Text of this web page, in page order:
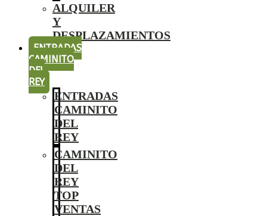
ALQUILER
Y
DESPLAZAMIENTOS
ENTRADAS
CAMINITO
DEL
REY
ENTRADAS
CAMINITO
DEL
REY
CAMINITO
DEL
REY
TOP
VENTAS